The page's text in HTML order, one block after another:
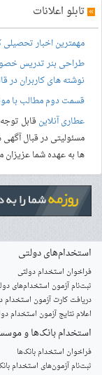
» تابلو اعلانات
مهمترین اخبار تحصیلی
طراحی بنرتدریس
نوشته های کاربران در
قسمت دوم مطالب با
عطاری آنلاینقابل
مسئولیتی در قبال
ها به عهده شما عزیزان
استخدام‌های دولتی
فراخوان استخدام دولتی
ثبت‌نام آزمون‌ استخدام‌های
دریافت کارت آزمون استخدام
اعلام نتایج آزمون استخدام
استخدام‌ بانک‌ها و
فراخوان استخدام بانک‌ها
‌ثبت‌نام آزمون‌های استخدام